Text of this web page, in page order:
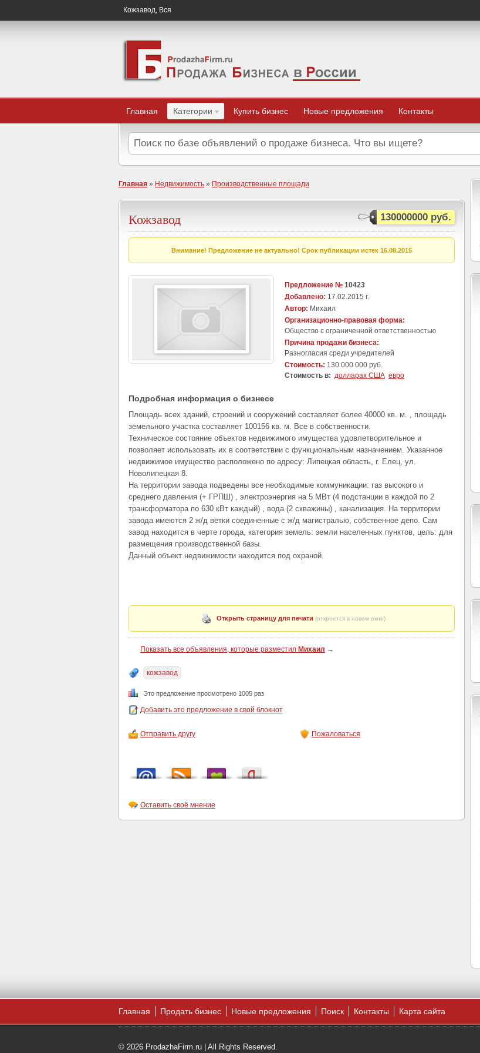
Кожзавод, Вся
Главная Категории Купить бизнес Новые предложения Контакты
Главная » Недвижимость » Производственные площади
130000000 руб.
Кожзавод
Внимание! Предложение не актуально! Срок публикации истек 16.08.2015
Предложение № 10423
Добавлено: 17.02.2015 г.
Автор: Михаил
Организационно-правовая форма:
Общество с ограниченной ответственностью
Причина продажи бизнеса:
Разногласия среди учредителей
Стоимость: 130 000 000 руб.
Стоимость в: долларах США евро
Подробная информация о бизнесе
Площадь всех зданий, строений и сооружений составляет более 40000 кв. м. , площадь
земельного участка составляет 100156 кв. м. Все в собственности.
Техническое состояние объектов недвижимого имущества удовлетворительное и
позволяет использовать их в соответствии с функциональным назначением. Указанное
недвижимое имущество расположено по адресу: Липецкая область, г. Елец, ул.
Новолипецкая 8.
На территории завода подведены все необходимые коммуникации: газ высокого и
среднего давления (+ ГРПШ) , электроэнергия на 5 МВт (4 подстанции в каждой по 2
трансформатора по 630 кВт каждый) , вода (2 скважины) , канализация. На территории
завода имеются 2 ж/д ветки соединенные с ж/д магистралью, собственное депо. Сам
завод находится в черте города, категория земель: земли населенных пунктов, цель: для
размещения производственной базы.
Данный объект недвижимости находится под охраной.
Открыть страницу для печати (откроется в новом окне)
Показать все объявления, которые разместил Михаил →
кожзавод
Это предложение просмотрено 1005 раз
Добавить это предложение в свой блокнот
Отправить другу Пожаловаться
Оставить своё мнение
Главная Продать бизнес Новые предложения Поиск Контакты Карта сайта
© 2026 ProdazhaFirm.ru | All Rights Reserved.